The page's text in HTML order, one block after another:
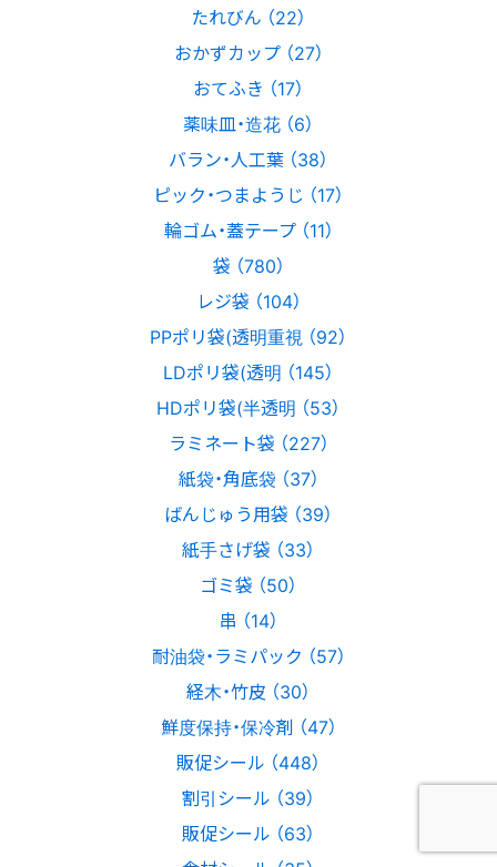
たれびん （22）
おかずカップ （27）
おてふき （17）
薬味皿・造花 （6）
バラン・人工葉 （38）
ピック・つまようじ （17）
輪ゴム・蓋テープ （11）
袋 （780）
レジ袋 （104）
PPポリ袋(透明重視 （92）
LDポリ袋(透明 （145）
HDポリ袋(半透明 （53）
ラミネート袋 （227）
紙袋・角底袋 （37）
ばんじゅう用袋 （39）
紙手さげ袋 （33）
ゴミ袋 （50）
串 （14）
耐油袋・ラミパック （57）
経木・竹皮 （30）
鮮度保持・保冷剤 （47）
販促シール （448）
割引シール （39）
販促シール （63）